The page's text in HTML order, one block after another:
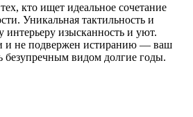
кто ищет идеальное сочетание
Уникальная тактильность и
интерьеру изысканность и уют.
и не подвержен истиранию — ваш
безупречным видом долгие годы.